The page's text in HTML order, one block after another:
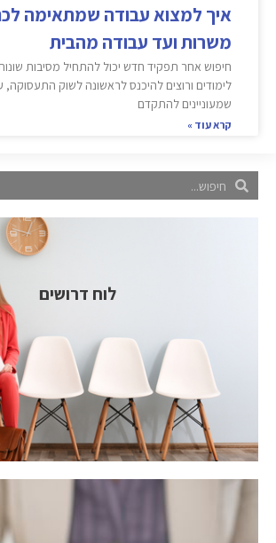
איך למצוא עבודה שמתאימה
משרות ועד עבודה מהבית
חיפוש אחר תפקיד חדש יכול להתחיל מסיבות
לימודים ורוצים להיכנס לראשונה לשוק התעסוקה,
שמעוניינים להתקדם
קרא עוד »
לוח דרושים